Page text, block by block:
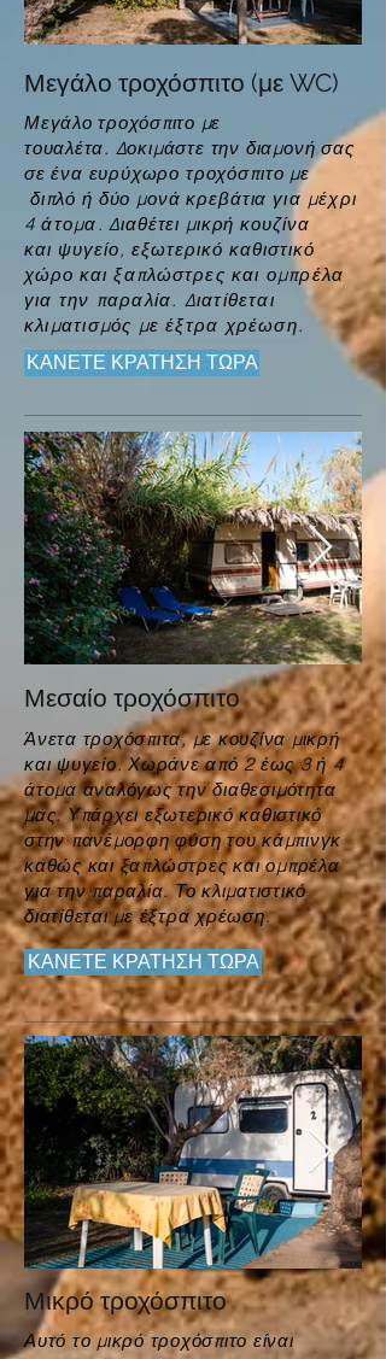
Μεγάλο τροχόσπιτο (με WC)
Μεγάλο τροχόσπιτο με
τουαλέτα. Δοκιμάστε την διαμονή σας
σε ένα ευρύχωρο τροχόσπιτο με
διπλό ή δύο μονά κρεβάτια για μέχρι
4 άτομα. Διαθέτει μικρήκουζίνα
και ψυγείο, εξωτερικό καθιστικό
χώρο καιξαπλώστρες και ομπρέλα
για την παραλία. Διατίθεται
κλιματισμός με έξτρα χρέωση.
ΚΑΝΕΤΕ ΚΡΑΤΗΣΗ ΤΩΡΑ
Μεσαίο τροχόσπιτο
​Άνετα τροχόσπιτα, με κουζίνα μικρή
και ψυγείο. Χωράνε από 2 έως 3 ή 4
άτομα αναλόγως τηνδιαθεσιμότητα
μας. Υπάρχει εξωτερικό καθιστικό
στην πανέμορφη φύση του κάμπινγκ
καθώς καιξαπλώστρεςκαι ομπρέλα
για την παραλία. Το κλιματιστικό
διατίθεται με έξτρα χρέωση.
ΚΑΝΕΤΕ ΚΡΑΤΗΣΗ ΤΩΡΑ
Μικρό τροχόσπιτο
Αυτό το μικρό τροχόσπιτο είναι